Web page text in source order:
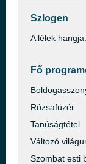
Szlogen
A lélek hangja.
Fő
Rózsafüzér
Tanúságtétel
Változó
Szombat esti